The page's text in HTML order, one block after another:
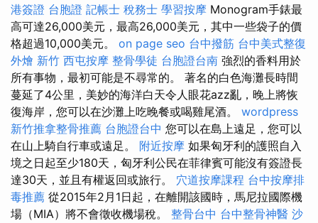
港簽證 台胞證 記帳士 稅務士 學習按摩 Monogram手錶最
高可達26,000美元，最高26,000美元，其中一些袋子的價
格超過10,000美元。 on page seo 台中撥筋 台中美式整復
外燴 新竹 西屯按摩 整骨學徒 台胞證台南 強烈的香料用於
所有事物，最初可能是不尋常的。 著名的白色海灘長時間
蔓延了4公里，美妙的海洋白天令人眼花azz亂，晚上將恢
復海岸，您可以在沙灘上吃晚餐或喝雞尾酒。 wordpress
新竹推拿整骨推薦 台胞證台中 您可以在島上遠足，您可以
在山上騎自行車或遠足。 附近按摩 如果匈牙利的護照自入
境之日起至少180天，匈牙利公民在菲律賓可能沒有簽證長
達30天，並且有權返回或旅行。 穴道按摩課程 台中按摩排
毒推薦 從2015年2月1日起，在離開該國時，馬尼拉國際機
場（MIA）將不會徵收機場稅。 整骨台中 台中整骨神醫 沙